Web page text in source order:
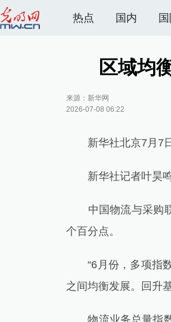
热点 国内
区域均
来源： 新华网
2026-07-08 06:22
新华社北京7月7
新华社记者叶昊
中国物流与采购联
个百分点。
“6月份，多项指数
之间均衡发展。回升
物流业务总量指数